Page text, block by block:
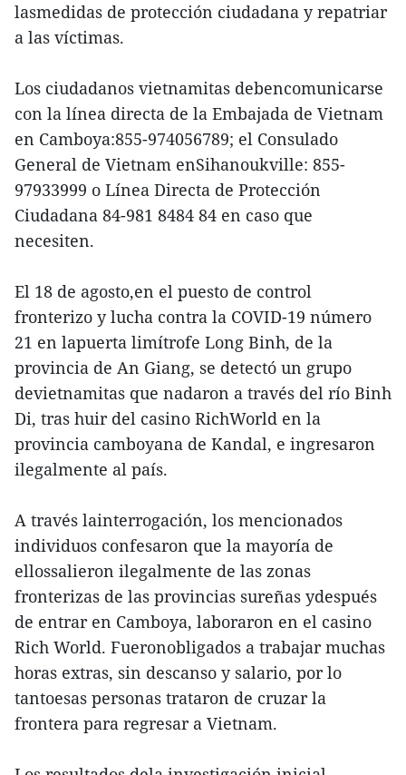
lasmedidas de protección ciudadana y repatriar
a las víctimas.
Los ciudadanos vietnamitas debencomunicarse
con la línea directa de la Embajada de Vietnam
en Camboya:855-974056789; el Consulado
General de Vietnam enSihanoukville: 855-
97933999 o Línea Directa de Protección
Ciudadana 84-981 8484 84 en caso que
necesiten.
El 18 de agosto,en el puesto de control
fronterizo y lucha contra la COVID-19 número
21 en lapuerta limítrofe Long Binh, de la
provincia de An Giang, se detectó un grupo
devietnamitas que nadaron a través del río Binh
Di, tras huir del casino RichWorld en la
provincia camboyana de Kandal, e ingresaron
ilegalmente al país.
A través lainterrogación, los mencionados
individuos confesaron que la mayoría de
ellossalieron ilegalmente de las zonas
fronterizas de las provincias sureñas ydespués
de entrar en Camboya, laboraron en el casino
Rich World. Fueronobligados a trabajar muchas
horas extras, sin descanso y salario, por lo
tantoesas personas trataron de cruzar la
frontera para regresar a Vietnam.